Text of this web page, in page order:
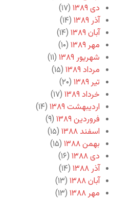
دی ۱۳۸۹
(۱۷)
آذر ۱۳۸۹
(۱۴)
آبان ۱۳۸۹
(۱۴)
مهر ۱۳۸۹
(۱۰)
شهریور ۱۳۸۹
(۱۱)
مرداد ۱۳۸۹
(۱۵)
تیر ۱۳۸۹
(۲۰)
خرداد ۱۳۸۹
(۱۷)
اردیبهشت ۱۳۸۹
(۱۴)
فروردین ۱۳۸۹
(۹)
اسفند ۱۳۸۸
(۱۵)
بهمن ۱۳۸۸
(۱۵)
دی ۱۳۸۸
(۱۶)
آذر ۱۳۸۸
(۱۴)
آبان ۱۳۸۸
(۱۳)
مهر ۱۳۸۸
(۱۳)